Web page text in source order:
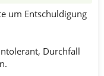
um Entschuldigung
Durchfall